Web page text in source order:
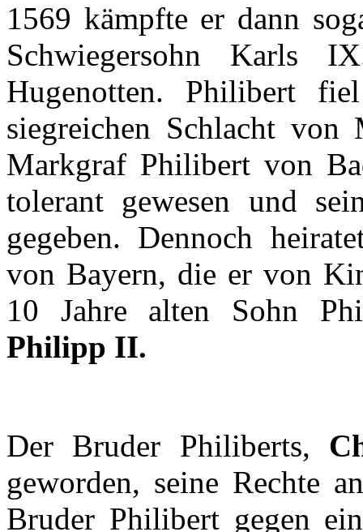
1569 kämpfte er dann
Schwiegersohn
Karls
Hugenotten. Philibert fiel
siegreichen Schlachtvon
Markgraf Philibertvon
tolerant gewesen und
gegeben. Dennoch
von Bayern, die ervon
10 Jahre alten Sohn
Philipp II.
Der Bruder Philiberts,
geworden, seine Rechte
Bruder Philibert gegen ein